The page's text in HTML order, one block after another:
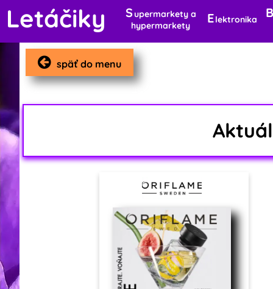
Letáčiky Supermarkety a
hypermarkety
Elektronika B
späť do menu